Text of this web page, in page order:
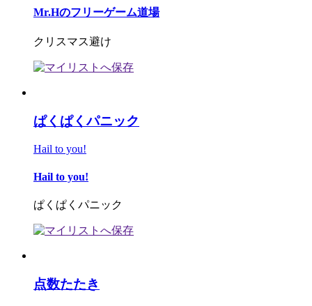
Mr.Hのフリーゲーム道場
クリスマス避け
ぱくぱくパニック
Hail to you!
Hail to you!
ぱくぱくパニック
点数たたき